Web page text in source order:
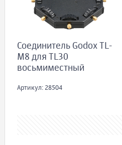
Соединитель Godox TL-
M8 для TL30
восьмиместный
Артикул: 28504